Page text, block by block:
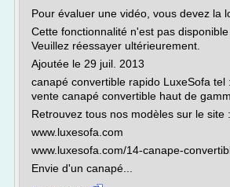
Pour évaluer une vidéo, vous devez la
Cette fonctionnalité n'est pas
Veuillez réessayer ultérieurement.
Ajoutée le 29 juil. 2013
canapé convertible rapido LuxeSofa tel
vente canapé convertible haut de
Retrouvez tous nos modèles sur le site :
www.luxesofa.com
www.luxesofa.com/14-canape-
Envie d'un canapé...